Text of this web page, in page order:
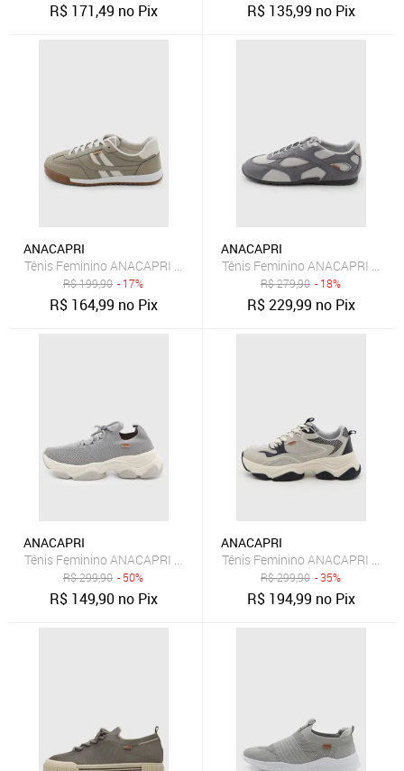
R$ 171,49 no Pix R$ 135,99 no Pix
ANACAPRI
Tênis Feminino ANACAPRI Cadarço Têxtil Cinza
R$199,90 - 17%
R$ 164,99 no Pix
ANACAPRI
Tênis Feminino ANACAPRI
R$279,90 - 18%
R$229,99 no Pix
ANACAPRI
Tênis Feminino ANACAPRI Cano Baixo Cinza
R$299,90 - 50%
R$ 149,90no Pix
ANACAPRI
Tênis Feminino ANACAPRI
R$299,90 - 35%
R$ 194,99 no Pix